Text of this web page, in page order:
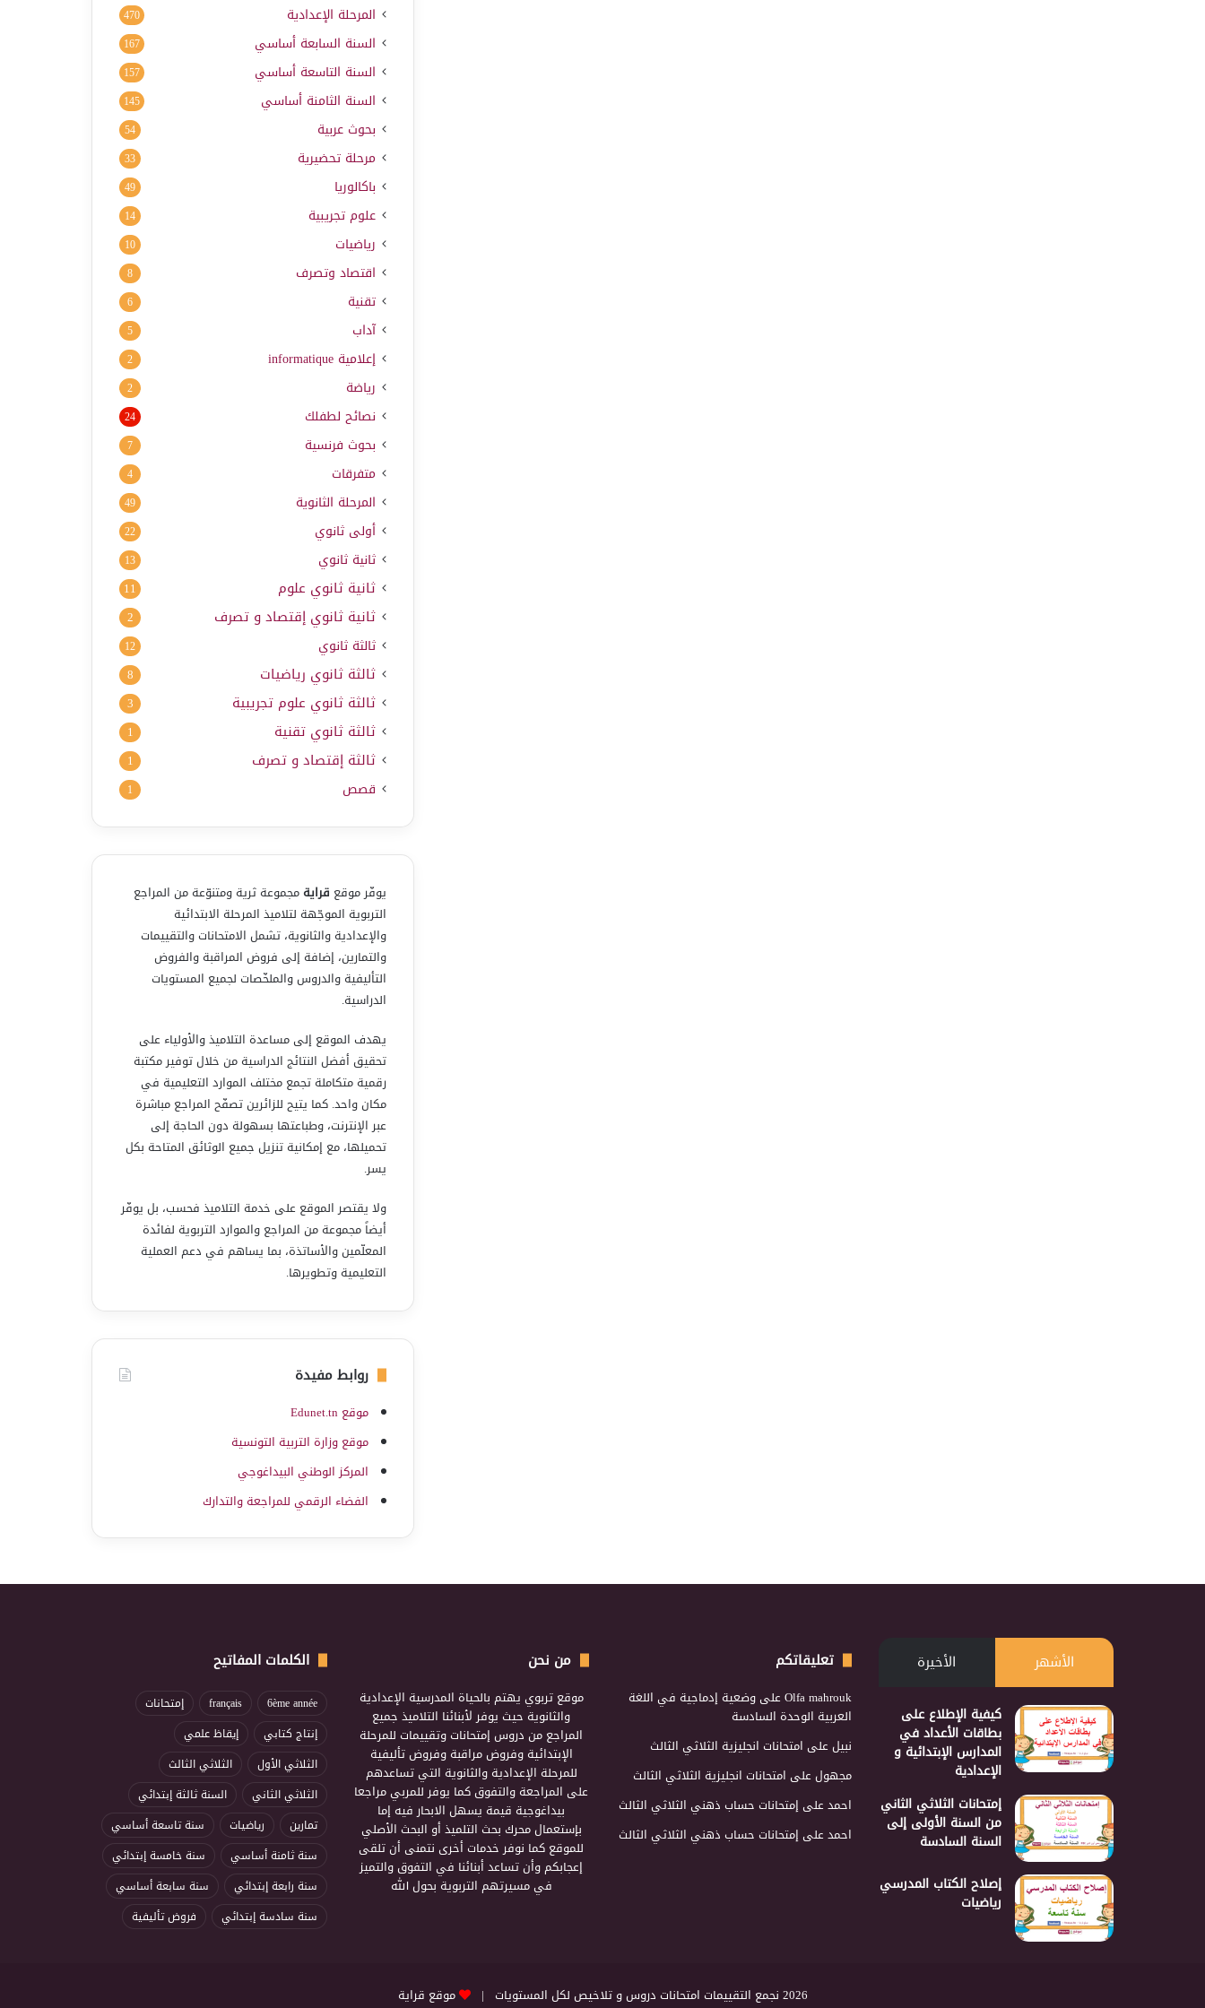
المرحلة الإعدادية 470
السنة السابعة أساسي 167
السنة التاسعة أساسي 157
السنة الثامنة أساسي 145
بحوث عربية 54
مرحلة تحضيرية 33
باكالوريا 49
علوم تجريبية 14
رياضيات 10
اقتصاد وتصرف 8
تقنية 6
آداب 5
إعلامية informatique
2
رياضة 2
نصائح لطفلك 24
بحوث فرنسية 7
متفرقات 4
المرحلة الثانوية 49
أولى ثانوي 22
ثانية ثانوي 13
ثانية ثانوي علوم 11
ثانية ثانوي إقتصاد و تصرف 2
ثالثة ثانوي 12
ثالثة ثانوي رياضيات 8
ثالثة ثانوي علوم تجريبية 3
ثالثة ثانوي تقنية 1
ثالثة إقتصاد و تصرف 1
قصص 1
يوفّر موقع قرايةمجموعة ثرية ومتنوّعة من المراجع
التربوية الموجّهة لتلاميذ المرحلة الابتدائية
والإعدادية والثانوية، تشمل الامتحانات والتقييمات
والتمارين، إضافة إلى فروض المراقبة والفروض
التأليفية والدروس والملخّصات لجميع المستويات
الدراسية.
يهدف الموقع إلى مساعدة التلاميذ والأولياء على
تحقيق أفضل النتائج الدراسية من خلال توفير مكتبة
رقمية متكاملة تجمع مختلف الموارد التعليمية في
مكان واحد. كما يتيح للزائرين تصفّح المراجع مباشرة
عبر الإنترنت، وطباعتها بسهولة دون الحاجة إلى
تحميلها، مع إمكانية تنزيل جميع الوثائق المتاحة بكل
يسر.
ولا يقتصر الموقع على خدمة التلاميذ فحسب، بل يوفّر
أيضاً مجموعة من المراجع والموارد التربوية لفائدة
المعلّمين والأساتذة، بما يساهم في دعم العملية
التعليمية وتطويرها.
روابط مفيدة
موقع Edunet.tn
موقع وزارة التربية التونسية
المركز الوطني البيداغوجي
الفضاء الرقمي للمراجعة والتدارك
الأشهر الأخيرة
كيفية الإطلاع على
بطاقات الأعداد في
المدارس الإبتدائية و
الإعدادية
إمتحانات الثلاثي الثاني
من السنة الأولى إلى
السنة السادسة
إصلاح الكتاب المدرسي
رياضيات
تعليقاتكم
Olfa mahroukعلىوضعية إدماجية في اللغة
العربية الوحدة السادسة
نبيلعلى امتحانات انجليزية الثلاثي الثالث
مجهولعلى امتحانات انجليزية الثلاثي الثالث
احمدعلى إمتحانات حساب ذهني الثلاثي الثالث
احمدعلى إمتحانات حساب ذهني الثلاثي الثالث
من نحن
موقع تربوي يهتم بالحياة المدرسية الإعدادية
والثانوية حيث يوفر لأبنائنا التلاميذ جميع
المراجع من دروس إمتحانات وتقييمات للمرحلة
الإبتدائية وفروض مراقبة وفروض تأليفية
للمرحلة الإعدادية والثانوية التي تساعدهم
على المراجعة والتفوق كما يوفر للمربي مراجعا
بيداغوجية قيمة يسهل الابحار فيه إما
بإستعمال محرك بحث التلميذ أو البحث الأصلي
للموقع كما نوفر خدمات أخرى نتمنى أن تلقى
إعجابكم وأن تساعد أبنائنا في التفوق والتميز
في مسيرتهم التربوية بحول الله
الكلمات المفاتيح
6ème année
français
إمتحانات
إنتاج كتابي
إيقاظ علمي
الثلاثي الأول
الثلاثي الثالث
الثلاثي الثاني
السنة ثالثة إبتدائي
تمارين
رياضيات
سنة تاسعة أساسي
سنة ثامنة أساسي
سنة خامسة إبتدائي
سنة رابعة إبتدائي
سنة سابعة أساسي
سنة سادسة إبتدائي
فروض تأليفية
2026 نجمع التقييمات امتحانات دروس و تلاخيص لكل المستويات | موقع قراية